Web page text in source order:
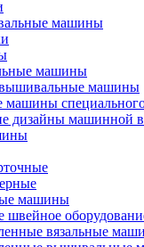
машины
машины
машины
специального
дизайны машинной
машины
вязальные